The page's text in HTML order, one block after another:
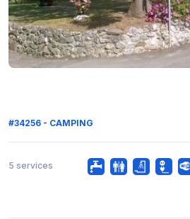
#34256 - CAMPING
5 services